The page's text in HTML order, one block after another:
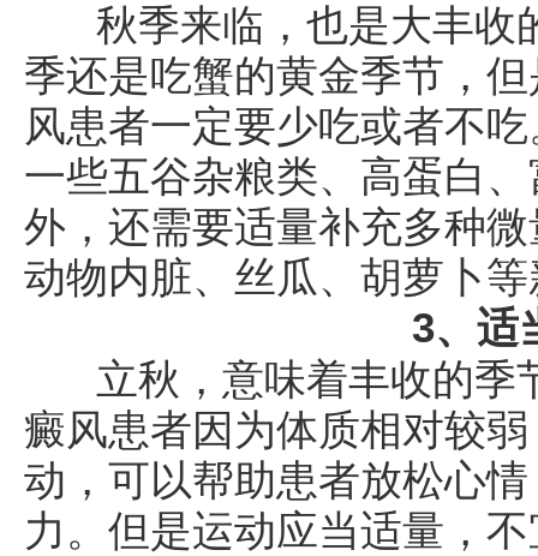
秋季来临，也是大丰收
季还是吃蟹的黄金季节，
风患者一定要少吃或者不
一些五谷杂粮类、高蛋白
外，还需要适量补充多种
动物内脏、丝瓜、胡萝卜
3、适
立秋，意味着丰收的季
癜风患者因为体质相对较
动，可以帮助患者放松心
力。但是运动应当适量，